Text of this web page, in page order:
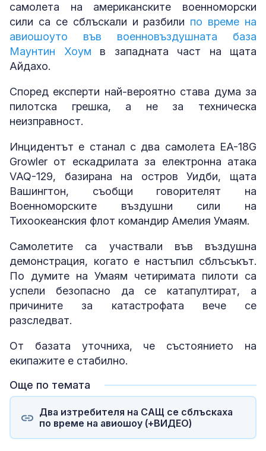
самолета на американските военноморски
сили са се сблъскали и разбили по време на
авиошоуто във военновъздушната база
Маунтин Хоум в западната част на щата
Айдахо.
Според експерти най-вероятно става дума за
пилотска грешка, а не за техническа
неизправност.
Инцидентът е станал с два самолета EA-18G
Growler от ескадрилата за електронна атака
VAQ-129, базирана на остров Уидби, щата
Вашингтон, съобщи говорителят на
Военноморските въздушни сили на
Тихоокеанския флот командир Амелия Умаям.
Самолетите са участвали във въздушна
демонстрация, когато е настъпил сблъсъкът.
По думите на Умаям четиримата пилоти са
успели безопасно да се катапултират, а
причините за катастрофата вече се
разследват.
От базата уточниха, че състоянието на
екипажите е стабилно.
Още по темата
Два изтребителя на САЩ се сблъскаха
по време на авиошоу (+ВИДЕО)